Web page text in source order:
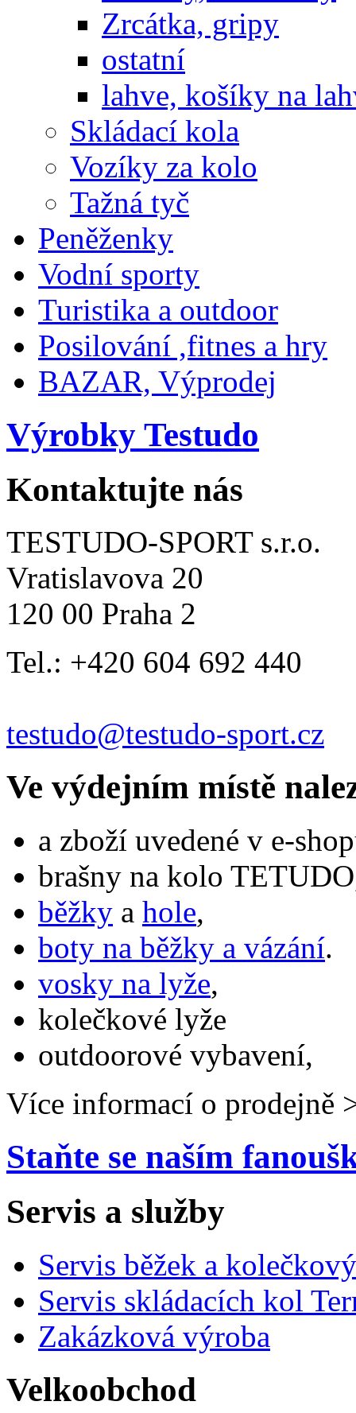
Zrcátka, gripy
ostatní
lahve, košíky na
Skládací kola
Vozíky za kolo
Tažná tyč
Peněženky
Vodní sporty
Turistika a outdoor
Posilování ,fitnes a hry
BAZAR, Výprodej
Výrobky Testudo
Kontaktujte nás
TESTUDO-SPORT s.r.o.
Vratislavova 20
120 00 Praha 2
Tel.: +420 604 692 440
testudo@testudo-sport.cz
Ve výdejním místě
a zboží uvedené v e-
brašny na kolo
běžky a hole,
boty na běžky a vázání.
vosky na lyže,
kolečkové lyže
outdoorové vybavení,
Více informací o prodejně
Staňte se naším
Servis a služby
Servis běžek a
Servis skládacích kol
Zakázková výroba
Velkoobchod